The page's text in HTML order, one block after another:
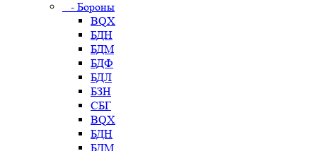
- Бороны
BQX
БДН
БДМ
БДФ
БДЛ
БЗН
СБГ
BQX
БДН
БДМ